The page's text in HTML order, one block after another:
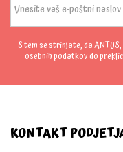
S tem se strinjate, da
osebnih podatkovdo
KONTAKT